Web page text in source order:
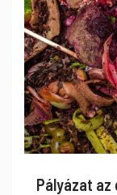
Pályázat